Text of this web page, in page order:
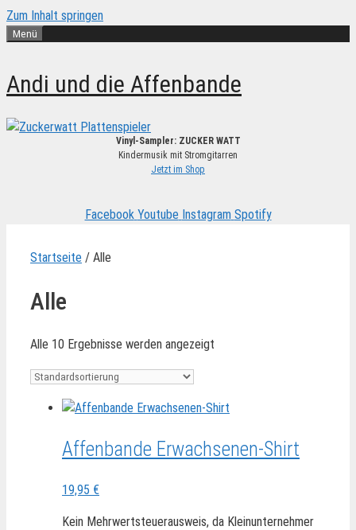
Zum Inhalt springen
Menü
Andi und die Affenbande
Vinyl-Sampler: ZUCKER WATT
Kindermusik mit Stromgitarren
Jetzt im Shop
Facebook Youtube Instagram Spotify
Startseite / Alle
Alle
Alle 10 Ergebnisse werden angezeigt
Affenbande Erwachsenen-Shirt
19,95 €
Kein Mehrwertsteuerausweis, da Kleinunternehmer